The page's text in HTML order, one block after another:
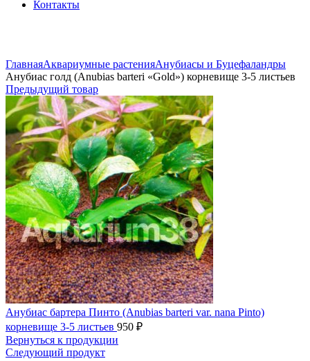
Контакты
ГлавнаяАквариумные растенияАнубиасы и Буцефаландры
Анубиас голд (Anubias barteri «Gold») корневище 3-5 листьев
Предыдущий товар
Анубиас бартера Пинто (Anubias barteri var. nana Pinto)
корневище 3-5 листьев 950 ₽
Вернуться к продукции
Следующий продукт